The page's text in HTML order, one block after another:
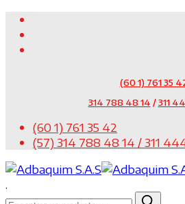
(60 1) 761 35
314 788 48 14 /311
(60 1) 761 35 42
(57) 314 788 48 14 / 311
.